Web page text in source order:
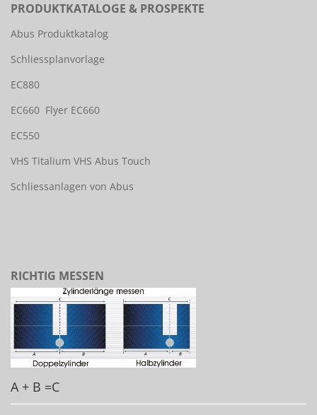
PRODUKTKATALOGE & PROSPEKTE
Abus Produktkatalog
Schliessplanvorlage
EC880
EC660 Flyer EC660
EC550
VHS Titalium VHS Abus Touch
Schliessanlagen von Abus
RICHTIG MESSEN
A + B =C